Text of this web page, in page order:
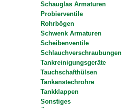
Schauglas Armaturen
Probierventile
Rohrbögen
Schwenk Armaturen
Scheibenventile
Schlauchverschraubungen
Tankreinigungsgeräte
Tauchschafthülsen
Tankanstechrohre
Tankklappen
Sonstiges